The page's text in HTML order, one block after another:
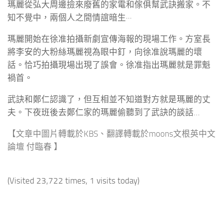
瑪麗從弘大周邊撿來廢舊的家電和傢俱幫武訣搬家。不
知不覺中，兩個人之間情誼暗生···
瑪麗開始在徐准拍攝新劇宣傳海報的現場工作。方室長
將李安的大粉絲瑪麗視為眼中釘，向徐准說瑪麗的壞
話。恰巧拍攝現場出現了誤會。徐准指出瑪麗就是罪魁
禍首。
武訣和鄭仁認識了，但互相並不知道對方就是瑪麗的丈
夫。下夜班後去鄭仁家的瑪麗偷聽到了武訣的談話…
【文章中圖片轉載於KBS、翻譯轉載於moons文根英中文
論壇 付臨春 】
(Visited 23,722 times, 1 visits today)